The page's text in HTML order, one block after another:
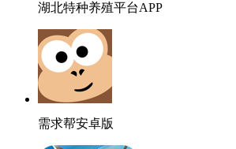
湖北特种养殖平台APP
需求帮安卓版